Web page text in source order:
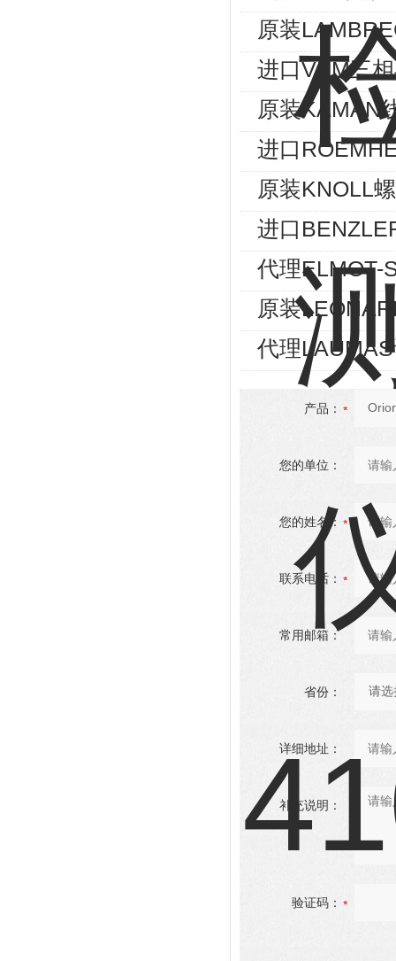
原装
进口VEM三
原装KAMAN
进口
原装KNOLL
进口
代理ELMOT-
原装
代理
产品：
您的单位：
您的姓名：
联系电话：
常用邮箱：
省份：
详细地址：
补充说明：
验证码：